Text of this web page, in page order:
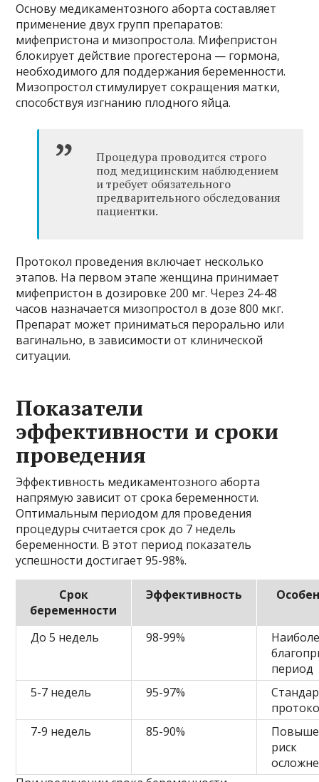
Основу медикаментозного аборта составляет
применение двух групп препаратов:
мифепристона и мизопростола. Мифепристон
блокирует действие прогестерона — гормона,
необходимого для поддержания беременности.
Мизопростол стимулирует сокращения матки,
способствуя изгнанию плодного яйца.
Процедура проводится строго
под медицинским наблюдением
и требует обязательного
предварительного обследования
пациентки.
Протокол проведения включает несколько
этапов. На первом этапе женщина принимает
мифепристон в дозировке 200 мг. Через 24-48
часов назначается мизопростол в дозе 800 мкг.
Препарат может приниматься перорально или
вагинально, в зависимости от клинической
ситуации.
Показатели
эффективности и сроки
проведения
Эффективность медикаментозного аборта
напрямую зависит от срока беременности.
Оптимальным периодом для проведения
процедуры считается срок до 7 недель
беременности. В этот период показатель
успешности достигает 95-98%.
Срок
беременности
Эффективность
До 5 недель 98-99%
период
5-7 недель
95-97%
7-9 недель
85-90%
риск